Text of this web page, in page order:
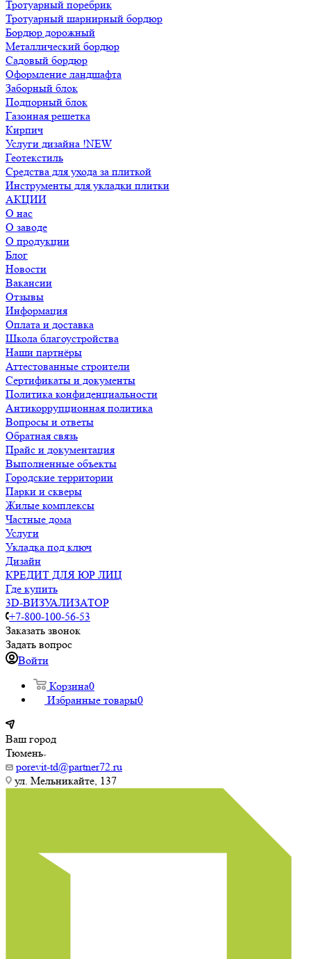
Тротуарный поребрик
Тротуарный шарнирный бордюр
Бордюр дорожный
Металлический бордюр
Садовый бордюр
Оформление ландшафта
Заборный блок
Подпорный блок
Газонная решетка
Кирпич
Услуги дизайна !NEW
Геотекстиль
Средства для ухода за плиткой
Инструменты для укладки плитки
АКЦИИ
О нас
О заводе
О продукции
Блог
Новости
Вакансии
Отзывы
Информация
Оплата и доставка
Школа благоустройства
Наши партнёры
Аттестованные строители
Сертификаты и документы
Политика конфиденциальности
Антикоррупционная политика
Вопросы и ответы
Обратная связь
Прайс и документация
Выполненные объекты
Городские территории
Парки и скверы
Жилые комплексы
Частные дома
Услуги
Укладка под ключ
Дизайн
КРЕДИТ ДЛЯ ЮР ЛИЦ
Где купить
3D-ВИЗУАЛИЗАТОР
+7-800-100-56-53
Заказать звонок
Задать вопрос
Войти
Корзина0
Избранные товары0
Ваш город
Тюмень
porevit-td@partner72.ru
ул. Мельникайте, 137